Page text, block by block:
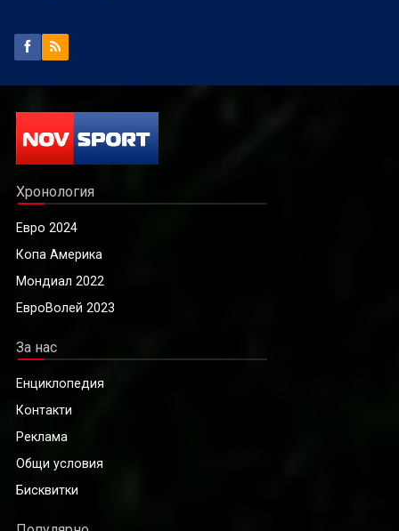
Хронология
Евро 2024
Копа Америка
Мондиал 2022
ЕвроВолей 2023
За нас
Енциклопедия
Контакти
Реклама
Общи условия
Бисквитки